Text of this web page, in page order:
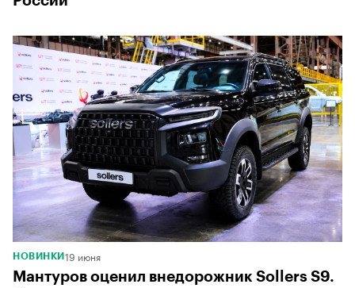
НОВИНКИ 19 июня
Мантуров оценил внедорожник Sollers S9.